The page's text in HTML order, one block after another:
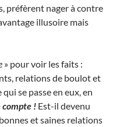
préfèrent nager à contre
illusoire mais
» pour voir les faits :
relations de boulot et
se passe en eux, en
compte ! Est-il devenu
et saines relations